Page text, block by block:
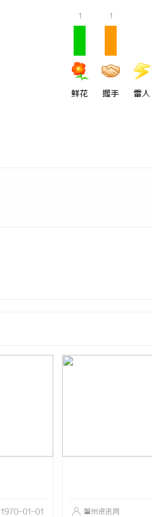
1
鲜花
1
握手 雷人
1970-01-01 肇州资讯网